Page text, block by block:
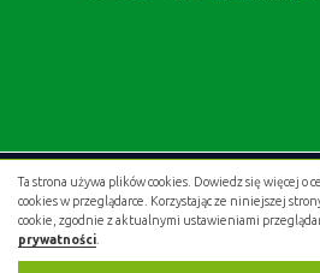
Ta strona używa plików cookies. Dowiedz się więcej
cookies w przeglądarce. Korzystając ze niniejszej
cookie, zgodnie z aktualnymi ustawieniami
prywatności
Projekt i wykonanie:.gold